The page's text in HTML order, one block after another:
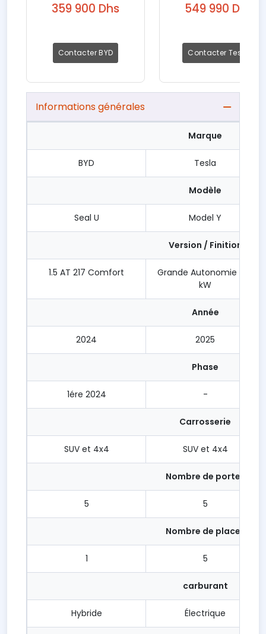
359 900 Dhs
Contacter BYD
549 990 Dhs
Contacter Tesla
Informations générales
Marque
BYD Tesla
Modèle
Seal U Model Y
Version / Finition
1.5 AT 217 Comfort
Grande Autonomie 255
kW
Année
2024 2025
Phase
1ére 2024 -
Carrosserie
SUV et 4x4 SUV et 4x4
Nombre de portes
5 5
Nombre de places
1 5
carburant
Hybride Électrique